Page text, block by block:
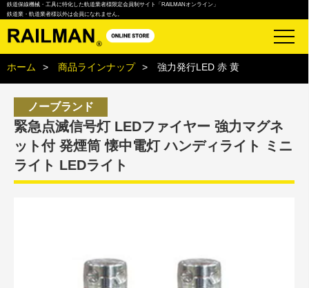
鉄道保線機械・工具に特化した軌道業者様限定会員制サイト「RAILMANオンライン」
鉄道業・軌道業者様以外は会員になれません。
ホーム 商品ラインナップ 強力発行LED 赤 黄
ノーブランド
緊急点滅信号灯 LEDファイヤー 強力マグネ
ット付 発煙筒 懐中電灯 ハンディライト ミニ
ライト LEDライト